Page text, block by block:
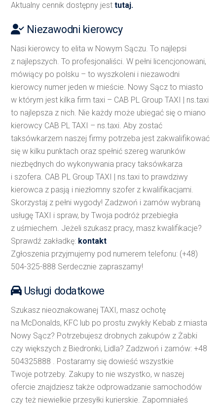
Aktualny cennik dostępny jesttutaj.
Niezawodni kierowcy
Nasi kierowcy to elita w Nowym Sączu. To najlepsi
z najlepszych. To profesjonaliści. W pełni licencjonowani,
mówiący po polsku – to wyszkoleni i niezawodni
kierowcy numer jeden w mieście. Nowy Sącz to miasto
w którym jest kilka firm taxi – CAB PL Group TAXI | ns.taxi
to najlepsza z nich. Nie każdy może ubiegać się o miano
kierowcy CAB PL TAXI – ns.taxi. Aby zostać
taksówkarzem naszej firmy potrzeba jest zakwalifikować
się w kilku punktach oraz spełnić szereg warunków
niezbędnych do wykonywania pracy taksówkarza
i szofera. CAB PL Group TAXI | ns.taxi to prawdziwy
kierowca z pasją i niezłomny szofer z kwalifikacjami.
Skorzystaj z pełni wygody! Zadzwoń i zamów wybraną
usługę TAXI i spraw, by Twoja podróż przebiegła
z uśmiechem. Jeżeli szukasz pracy, masz kwalifikacje?
Sprawdź zakładkę: kontakt
Zgłoszenia przyjmujemy pod numerem telefonu: (+48)
504-325-888 Serdecznie zapraszamy!
Usługi dodatkowe
Szukasz nieoznakowanej TAXI, masz ochotę
na McDonalds, KFC lub po prostu zwykły Kebab z miasta
Nowy Sącz? Potrzebujesz drobnych zakupów z Żabki
czy większych z Biedronki, Lidla? Zadzwoń i zamów: +48
504325888 . Postaramy się dowieść wszystkie
Twoje potrzeby. Zakupy to nie wszystko, w naszej
ofercie znajdziesz także odprowadzanie samochodów
czy też niewielkie przesyłki kurierskie. Zapomniałeś